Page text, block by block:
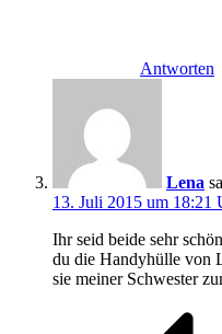
Antworten
Lena
13. Juli 2015 um 18:21
Ihr seid beide sehr
du die Handyhülle von
sie meiner Schwester